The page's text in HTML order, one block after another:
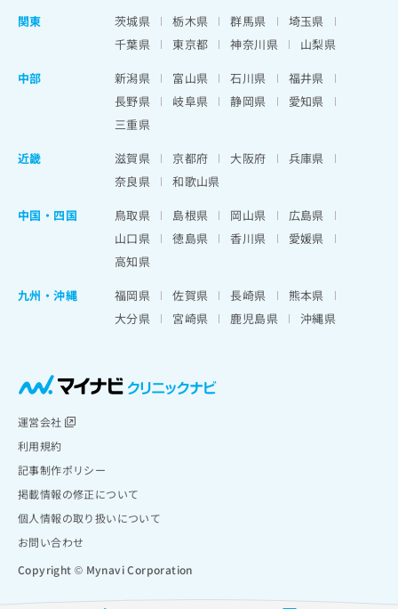
関東
茨城県 栃木県 群馬県
埼玉県
千葉県
東京都 神奈川県
山梨県
中部
新潟県 富山県 石川県
福井県
長野県
岐阜県 静岡県
愛知県
三重県
近畿
滋賀県 京都府 大阪府
兵庫県
奈良県
和歌山県
中国・四国
鳥取県 島根県 岡山県
広島県
山口県
徳島県 香川県
愛媛県
高知県
九州・沖縄
福岡県 佐賀県 長崎県
熊本県
大分県
宮崎県 鹿児島県 沖縄県
運営会社
利用規約
記事制作ポリシー
掲載情報の修正について
個人情報の取り扱いについて
お問い合わせ
Copyright © Mynavi Corporation